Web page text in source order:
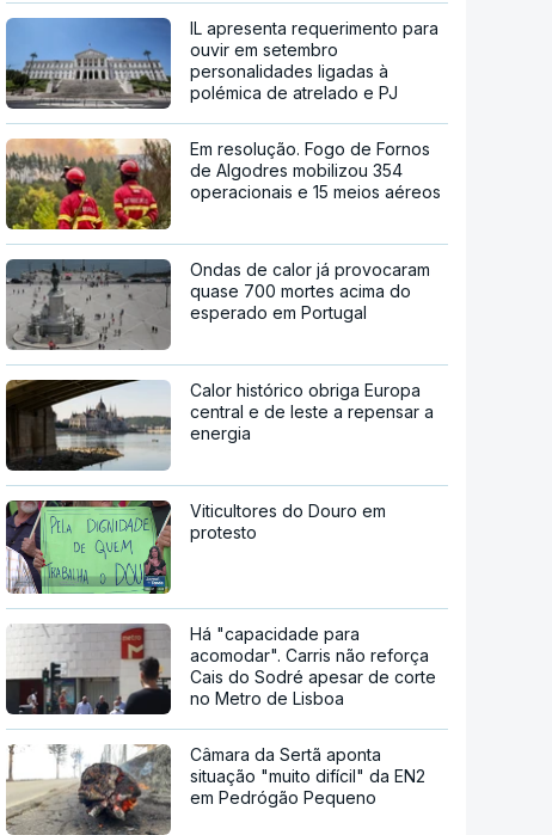
IL apresenta requerimento para
ouvir em setembro
personalidades ligadas à
polémica de atrelado e PJ
Em resolução. Fogo de Fornos
de Algodres mobilizou 354
operacionais e 15 meios aéreos
Ondas de calor já provocaram
quase 700 mortes acima do
esperado em Portugal
Calor histórico obriga Europa
central e de leste a repensar a
energia
Viticultores do Douro em
protesto
Há "capacidade para
acomodar". Carris não reforça
Cais do Sodré apesar de corte
no Metro de Lisboa
Câmara da Sertã aponta
situação "muito difícil" da EN2
em Pedrógão Pequeno